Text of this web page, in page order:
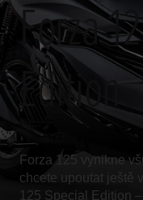
Forza
Edition
Forza 125 vynikne
chcete upoutat ještě
125 Special Edition